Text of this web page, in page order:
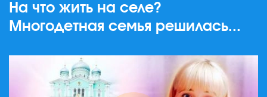
На что жить на селе?
Многодетная семья решилась...